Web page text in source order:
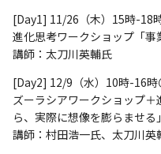
[Day1] 11/26（木）15時-18
進化思考ワークショップ「事
講師：太刀川英輔氏
[Day2] 12/9（水）10時-16
ズーラシアワークショップ
ら、実際に想像を膨らませる」
講師：村田浩一氏、太刀川英